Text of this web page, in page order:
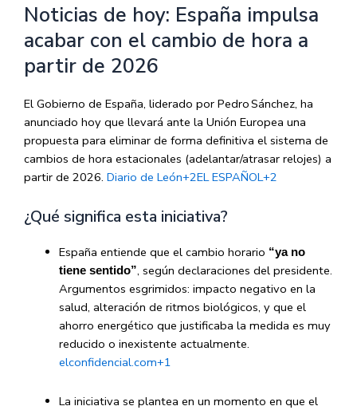
Noticias de hoy: España impulsa
acabar con el cambio de hora a
partir de 2026
El Gobierno de España, liderado por Pedro Sánchez, ha
anunciado hoy que llevará ante la Unión Europea una
propuesta para eliminar de forma definitiva el sistema de
cambios de hora estacionales (adelantar/atrasar relojes) a
partir de 2026. Diario de León+2EL ESPAÑOL+2
¿Qué significa esta iniciativa?
España entiende que el cambio horario “ya no
tiene sentido”, según declaraciones del presidente.
Argumentos esgrimidos: impacto negativo en la
salud, alteración de ritmos biológicos, y que el
ahorro energético que justificaba la medida es muy
reducido o inexistente actualmente.
elconfidencial.com+1
La iniciativa se plantea en un momento en que el